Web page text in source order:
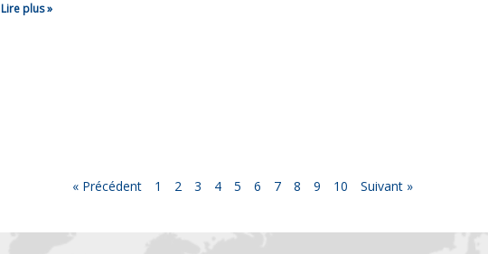
Lire plus »
« Précédent 1 2 3 4 5 6 7 8 9 10 Suivant »